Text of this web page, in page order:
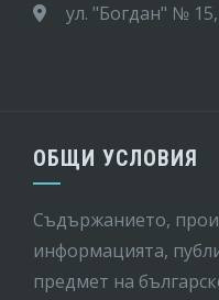
ул. "Богдан" №
ОБЩИ УСЛОВИЯ
Съдържанието,
информацията,
предмет на